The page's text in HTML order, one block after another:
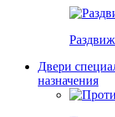
Двери
назначения